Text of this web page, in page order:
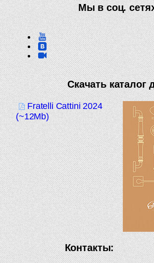
Мы в соц.
Скачать каталог
Fratelli Cattini 2024
(~12Mb)
Контакты: